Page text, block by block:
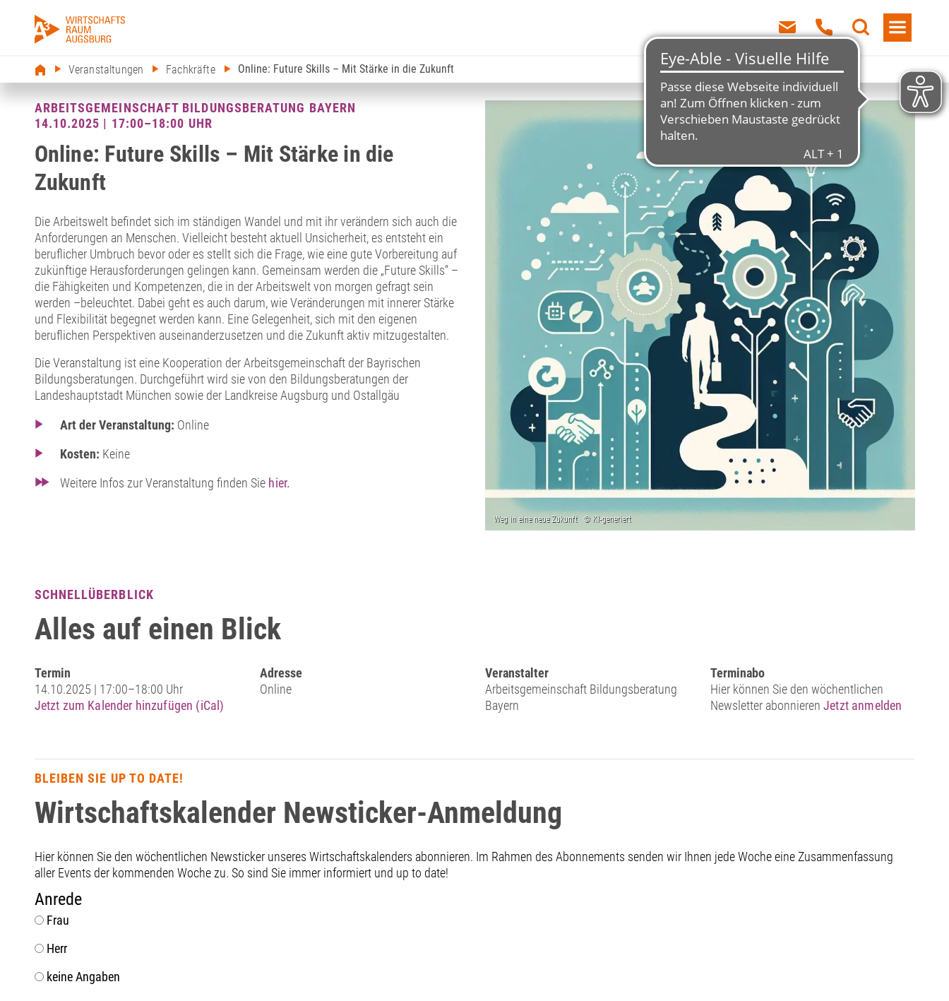
Veranstaltungen Fachkräfte Online: Future Skills – Mit Stärke in die Zukunft
ARBEITSGEMEINSCHAFT BILDUNGSBERATUNG BAYERN
14.10.2025 | 17:00–18:00 UHR
Online: Future Skills – Mit Stärke in die
Zukunft
Die Arbeitswelt befindet sich im ständigen Wandel und mit ihr verändern sich auch die
Anforderungen an Menschen. Vielleicht besteht aktuell Unsicherheit, es entsteht ein
beruflicher Umbruch bevor oder es stellt sich die Frage, wie eine gute Vorbereitung auf
zukünftige Herausforderungen gelingen kann. Gemeinsam werden die „Future Skills“ –
die Fähigkeiten und Kompetenzen, die in der Arbeitswelt von morgen gefragt sein
werden –beleuchtet. Dabei geht es auch darum, wie Veränderungen mit innerer Stärke
und Flexibilität begegnet werden kann. Eine Gelegenheit, sich mit den eigenen
beruflichen Perspektiven auseinanderzusetzen und die Zukunft aktiv mitzugestalten.
Die Veranstaltung ist eine Kooperation der Arbeitsgemeinschaft der Bayrischen
Bildungsberatungen. Durchgeführt wird sie von den Bildungsberatungen der
Landeshauptstadt München sowie der Landkreise Augsburg und Ostallgäu
Art der Veranstaltung: Online
Kosten: Keine
Weitere Infos zur Veranstaltung finden Sie hier.
SCHNELLÜBERBLICK
Alles auf einen Blick
Termin
14.10.2025 | 17:00–18:00 Uhr
Jetzt zum Kalender hinzufügen (iCal)
Adresse
Online
Veranstalter
Arbeitsgemeinschaft Bildungsberatung
Bayern
Terminabo
Hier können Sie den wöchentlichen
Newsletter abonnierenJetzt anmelden
BLEIBEN SIE UP TO DATE!
Wirtschaftskalender Newsticker-Anmeldung
Hier können Sie den wöchentlichen Newsticker unseres Wirtschaftskalenders abonnieren. Im Rahmen des Abonnements senden wir Ihnen jede Woche eine Zusammenfassung
aller Events der kommenden Woche zu. So sind Sie immer informiert und up to date!
Anrede
Frau
Herr
keine Angaben